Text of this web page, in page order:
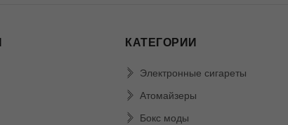
КАТЕГОРИИ
Электронные сигареты
Атомайзеры
Бокс моды